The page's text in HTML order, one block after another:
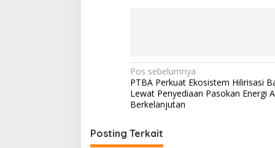
N
a
v
i
g
Pos sebelumnya
PTBA Perkuat Ekosistem Hilirisasi
Lewat Penyediaan Pasokan Energi
Berkelanjutan
Posting Terkait